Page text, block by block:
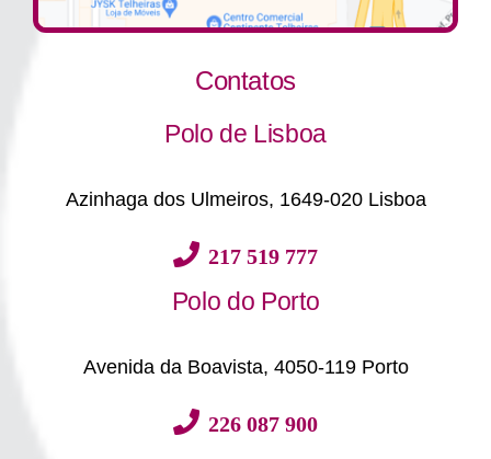
Contatos
Polo de Lisboa
Azinhaga dos Ulmeiros, 1649-020 Lisboa
217 519 777
Polo do Porto
Avenida da Boavista, 4050-119 Porto
226 087 900